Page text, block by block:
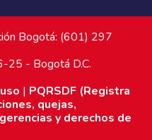
Bogotá: (601) 297
25 - Bogotá D.C.
| PQRSDF (Registra
quejas,
y derechos de